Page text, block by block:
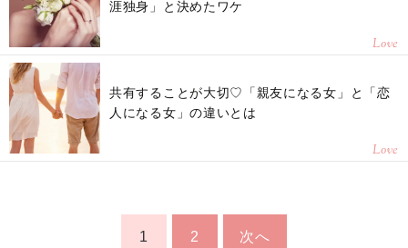
涯独身」と決めたワケ
Love
共有することが大切♡「親友になる女」と「恋
人になる女」の違いとは
Love
1 2 次へ